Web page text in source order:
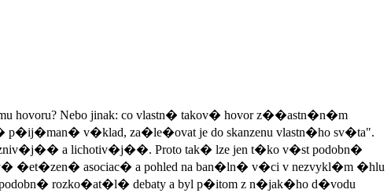
Nebo jinak: co vlastn� takov� hovor z��astn�n�m
v�klad, za�le�ovat je do skanzenu vlastn�ho sv�ta".
a lichotiv�j��. Proto tak� lze jen t�ko v�st podobn�
�et�zen� asociac� a pohled na ban�ln� v�ci v nezvykl�m �hlu
rozko�at�l� debaty a byl p�itom z n�jak�ho d�vodu